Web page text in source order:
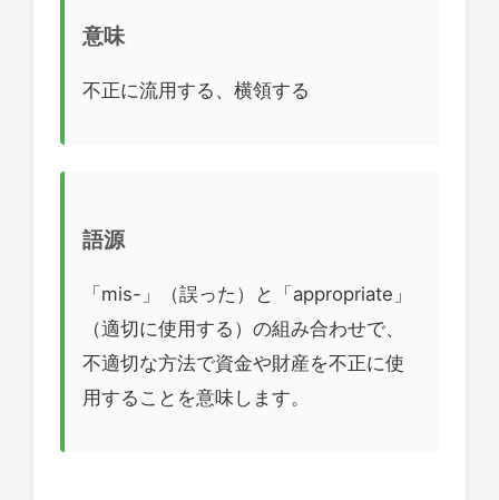
意味
不正に流用する、横領する
語源
「mis-」（誤った）と「appropriate」
（適切に使用する）の組み合わせで、
不適切な方法で資金や財産を不正に使
用することを意味します。